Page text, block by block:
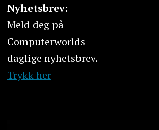
Nyhetsbrev:
Meld deg på
Computerworlds
daglige nyhetsbrev.
Trykk her